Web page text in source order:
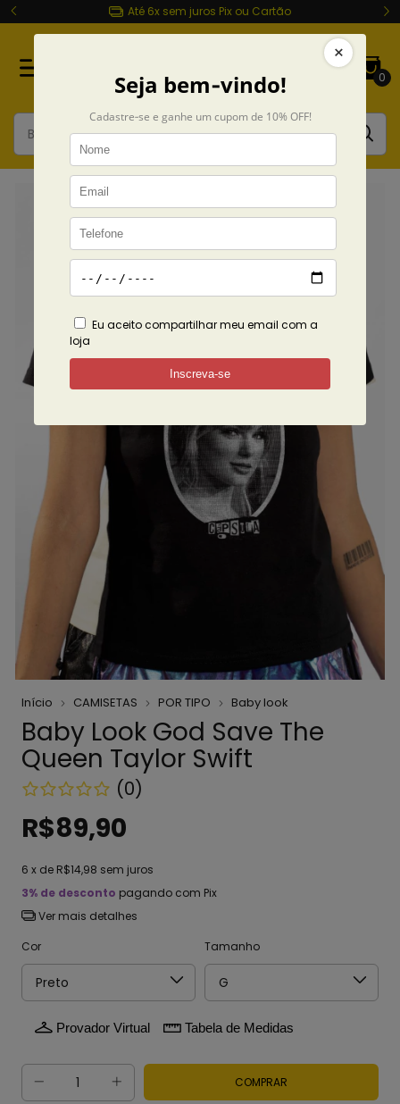
Até 6x sem juros Pix ou Cartão
0
Início CAMISETAS POR TIPO Baby look
Baby Look God Save The
Queen Taylor Swift
(0)
R$89,90
6 x de R$14,98 sem juros
3% de desconto pagando com Pix
Ver mais detalhes
Cor
Tamanho
Provador Virtual Tabela de Medidas